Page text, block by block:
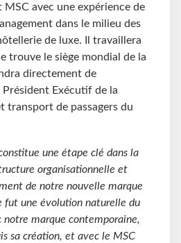
avec une expérience de
dans le milieu des
de luxe. Il travaillera
trouve le siège mondial de la
directement de
Président Exécutif de la
transport de passagers du
une étape clé dans la
organisationnelle et
de notre nouvelle marque
fut une évolution naturelle du
marque contemporaine,
sa création, et avec le MSC